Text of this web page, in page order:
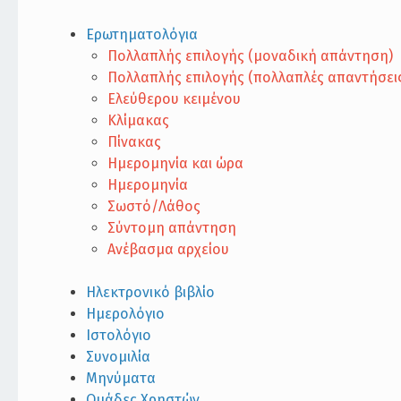
Ερωτηματολόγια
Πολλαπλής επιλογής (μοναδική απάντηση)
Πολλαπλής επιλογής (πολλαπλές
Ελεύθερου κειμένου
Κλίμακας
Πίνακας
Ημερομηνία και ώρα
Ημερομηνία
Σωστό/Λάθος
Σύντομη απάντηση
Ανέβασμα αρχείου
Ηλεκτρονικό βιβλίο
Ημερολόγιο
Ιστολόγιο
Συνομιλία
Μηνύματα